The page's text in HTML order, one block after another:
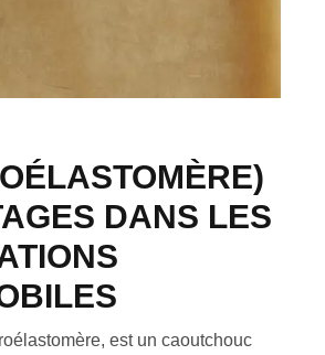
DANS LES
est un caoutchouc